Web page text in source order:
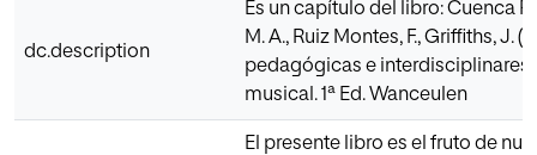
dc.description
Es un capítulo del libro: Cuenca
M. A., Ruiz Montes, F., Griffiths, J.
pedagógicas e interdisciplinares
musical. 1ª Ed. Wanceulen
El presente libro es el fruto de